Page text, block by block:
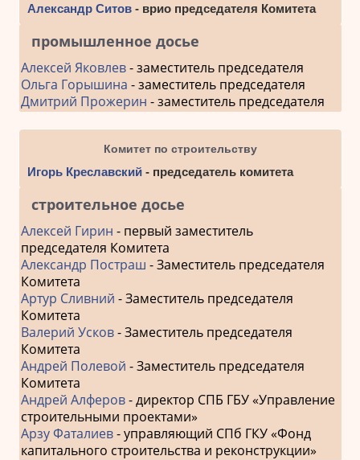
Александр Ситов- врио председателя Комитета
промышленное досье
Алексей Яковлев- заместитель председателя
Ольга Горышина - заместитель председателя
Дмитрий Прожерин - заместитель председателя
Комитет по строительству
Игорь Креславский - председатель комитета
строительное досье
Алексей Гирин - первый заместитель
председателя Комитета
Александр Постраш - Заместитель председателя
Комитета
Артур Сливний - Заместитель председателя
Комитета
Валерий Усков- Заместитель председателя
Комитета
Андрей Полевой - Заместитель председателя
Комитета
Андрей Алферов- директор СПБ ГБУ «Управление
строительными проектами»
Арзу Фаталиев- управляющий СПб ГКУ «Фонд
капитального строительства и реконструкции»